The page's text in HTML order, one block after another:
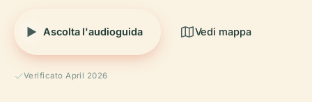
Ascolta l'audioguida Vedi mappa
Verificato April 2026